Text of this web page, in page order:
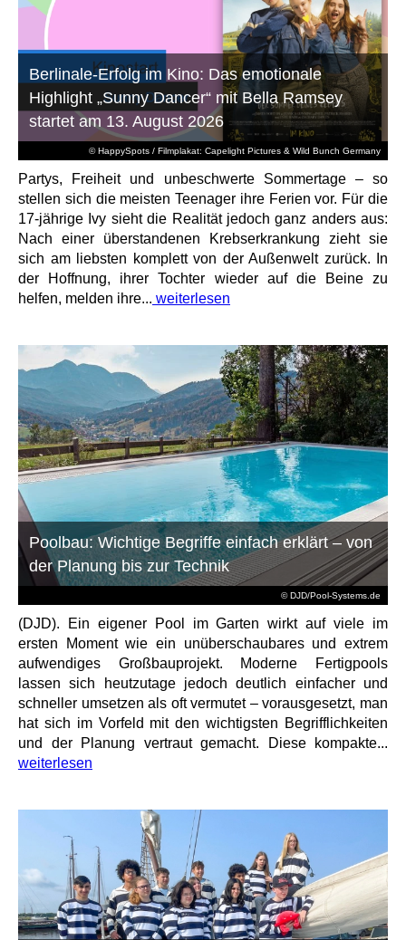
© HappySpots / Filmplakat: Capelight Pictures & Wild Bunch Germany
Berlinale-Erfolg im Kino: Das emotionale
Highlight „Sunny Dancer“ mit Bella Ramsey
startet am 13. August 2026
Partys, Freiheit und unbeschwerte Sommertage – so
stellen sich die meisten Teenager ihre Ferien vor. Für die
17-jährige Ivy sieht die Realität jedoch ganz anders aus:
Nach einer überstandenen Krebserkrankung zieht sie
sich am liebsten komplett von der Außenwelt zurück. In
der Hoffnung, ihrer Tochter wieder auf die Beine zu
helfen, melden ihre... weiterlesen
© DJD/Pool-Systems.de
Poolbau: Wichtige Begriffe einfach erklärt – von
der Planung bis zur Technik
(DJD). Ein eigener Pool im Garten wirkt auf viele im
ersten Moment wie ein unüberschaubares und extrem
aufwendiges Großbauprojekt. Moderne Fertigpools
lassen sich heutzutage jedoch deutlich einfacher und
schneller umsetzen als oft vermutet – vorausgesetzt, man
hat sich im Vorfeld mit den wichtigsten Begrifflichkeiten
und der Planung vertraut gemacht. Diese kompakte...
weiterlesen